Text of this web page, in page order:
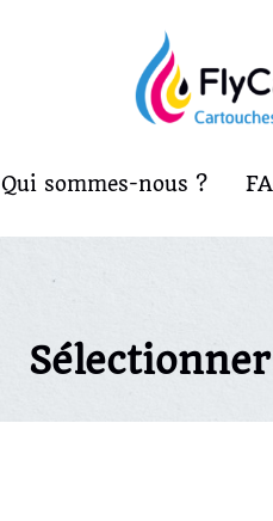
Qui sommes-nous ?